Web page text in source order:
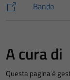
Bando
A cura di
Questa pagina è